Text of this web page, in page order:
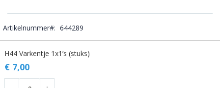
Artikelnummer 644289
productitems
H44 Varkentje 1x1’s (stuks)
€ 7,00